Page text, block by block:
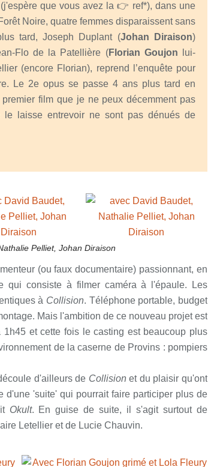
que vous avez la 👉 ref*), dans une
Noire, quatre femmes disparaissent sans
tard, Joseph Duplant (Johan Diraison)
Flo de la Patellière (Florian Goujon lui-
(encore Florian), reprend l’enquête pour
Le 2e opus se passe 4 ans plus tard en
film que je ne peux décemment pas
laisse entrevoir ne sont pas dénués de
Pelliet, Johan Diraison
(ou faux documentaire) passionnant, en
qui consiste à filmer caméra à l'épaule. Les
à Collision. Téléphone portable, budget
Mais l'ambition de ce nouveau projet est
et cette fois le casting est beaucoup plus
de la caserne de Provins : pompiers
d'ailleurs de Collisionet du plaisir qu'ont
'suite' qui pourrait faire participer plus de
Okult. En guise de suite, il s'agit surtout de
Letellier et de Lucie Chauvin.